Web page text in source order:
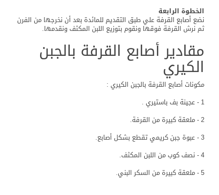
الخطوة الرابعة
نضع أصابع القرفة علي طبق التقديم للمائدة بعد أن نخرجها من الفرن
ثم نرش القرفة فوقها ونقوم بتوزيع اللبن المكثف ونقدمها.
مقادير أصابع القرفة بالجبن
الكيري
مكونات أصابع القرفة بالجبن الكيري :
1 - عجينة بف باستيري .
2 - ملعقة كبيرة من القرفة.
3 - عبوة جبن كريمي تقطع بشكل أصابع.
4 - نصف كوب من اللبن المكثف.
5 - ملعقة كبيرة من السكر البني.